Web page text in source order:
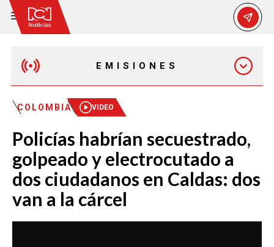
EMISIONES
MAÑANA EXPRESS
EMISIÓN 12:30 PM
EMISIÓN 7:00 PM
EMISIÓN 11:30 PM
COLOMBIA VIDEO
Policías habrían secuestrado,
golpeado y electrocutado a
dos ciudadanos en Caldas: dos
van a la cárcel